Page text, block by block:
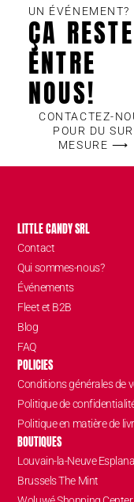
UN ÉVÉNEMENT?
ÇA RESTE
ENTRE
NOUS!
CONTACTEZ-
POUR DU SUR
MESURE ⟶
LITTLE CANDY SRL
Contact
Qui sommes-nous?
Événements
Fleet et B2B
Blog
FAQ
POLICIES
Conditions générales de
Politique de
Politique en matière de
BOUTIQUES
Louvain-la-Neuve
Brussels The Mint